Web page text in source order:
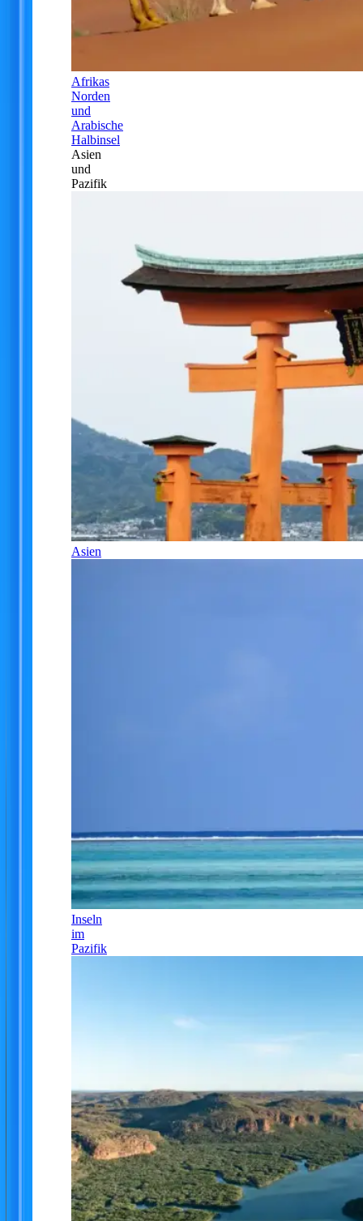
Afrikas
Norden
und
Arabische
Halbinsel
Asien
und
Pazifik
Asien
Inseln
im
Pazifik